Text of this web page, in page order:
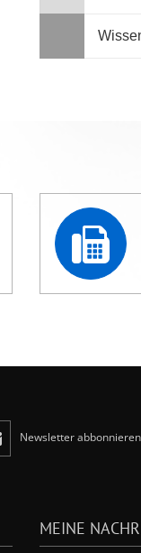
Newsletter abbonnieren
MEINE